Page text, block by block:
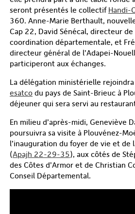
seront présentés le collectif Handi-
360. Anne-Marie Berthault,
Cap 22, David Sénécal, directeur
coordination départementale, et
directeur général de l’Adapei-
participeront aux échanges.
La délégation ministérielle
esatco du pays de Saint-Brieuc à
déjeuner qui sera servi au
En milieu d’après-midi, Geneviève
poursuivra sa visite à Plouvénez-
l’inauguration du foyer de vie et de
(Apajh 22-29-35), aux côtés de
des Côtes d’Armor et de Christian
Conseil Départemental.